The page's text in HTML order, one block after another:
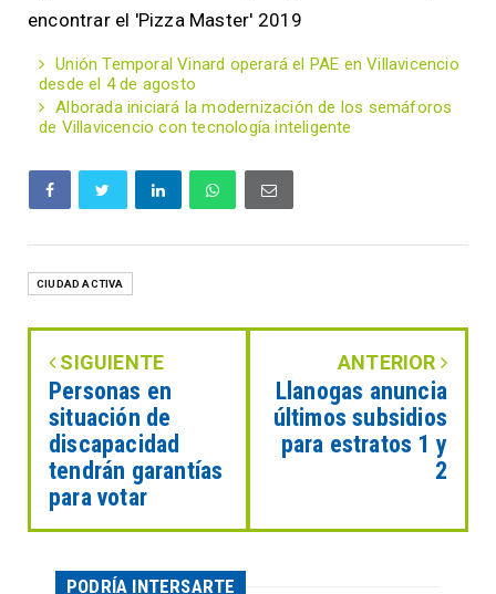
encontrar el 'Pizza Master' 2019
Unión Temporal Vinard operará el PAE en Villavicencio
desde el 4 de agosto
Alborada iniciará la modernización de los semáforos
de Villavicencio con tecnología inteligente
CIUDAD ACTIVA
SIGUIENTE
Personas en
situación de
discapacidad
tendrán garantías
para votar
ANTERIOR
Llanogas anuncia
últimos subsidios
para estratos 1 y
2
PODRÍA INTERSARTE